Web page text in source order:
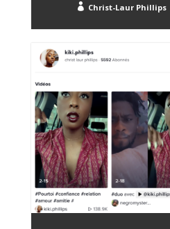
 Christ-Laur Phillips